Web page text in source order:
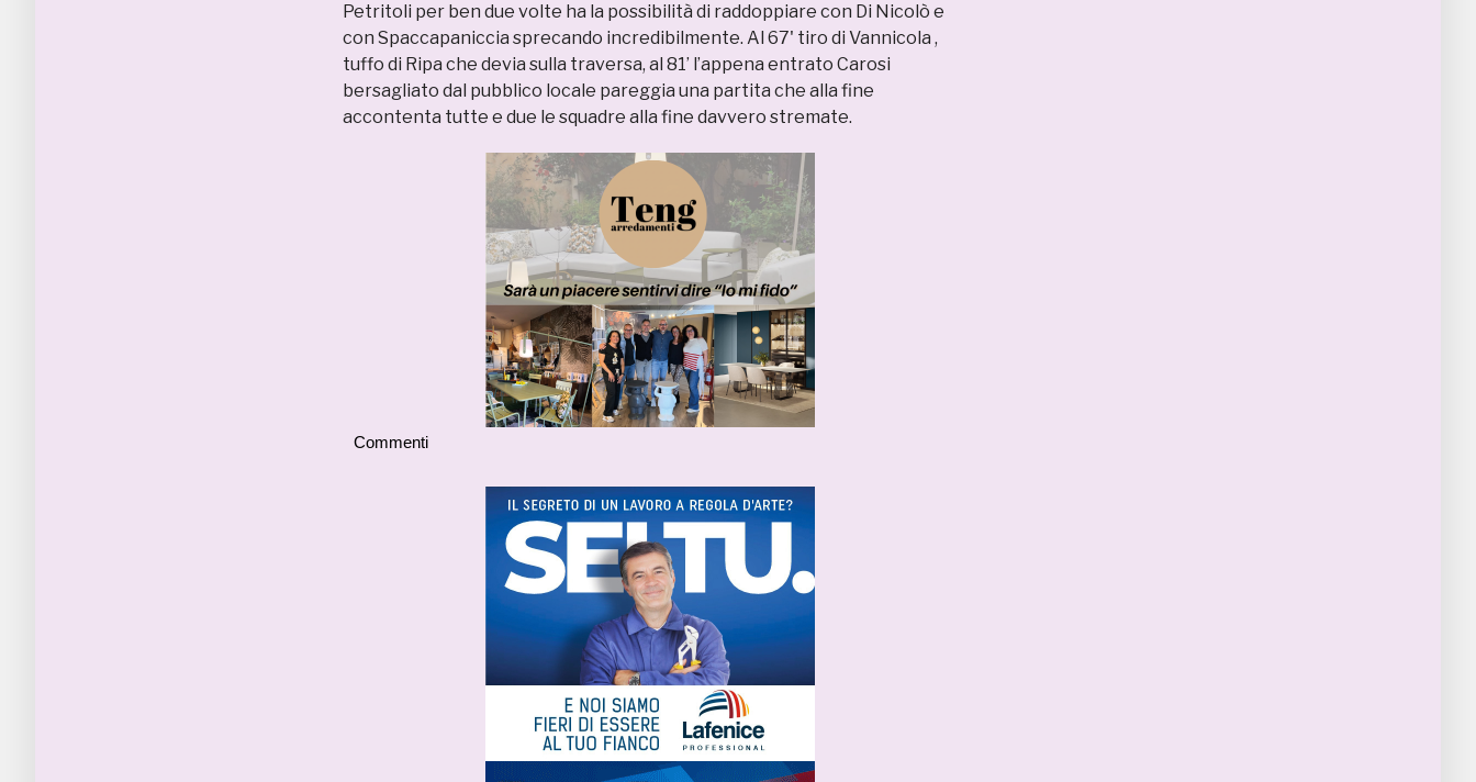
Petritoli per ben due volte ha la possibilità di raddoppiare con Di Nicolò e
con Spaccapaniccia sprecando incredibilmente. Al 67' tiro di Vannicola ,
tuffo di Ripa che devia sulla traversa, al 81’ l’appena entrato Carosi
bersagliato dal pubblico locale pareggia una partita che alla fine
accontenta tutte e due le squadre alla fine davvero stremate.
Commenti